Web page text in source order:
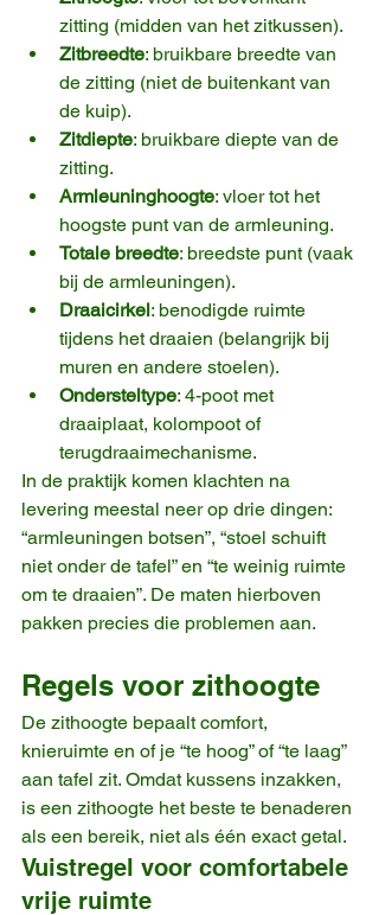
zitting (midden van het zitkussen).
Zitbreedte: bruikbare breedte van
de zitting (niet de buitenkant van
de kuip).
Zitdiepte: bruikbare diepte van de
zitting.
Armleuninghoogte: vloer tot het
hoogste punt van de armleuning.
Totale breedte: breedste punt (vaak
bij de armleuningen).
Draaicirkel: benodigde ruimte
tijdens het draaien (belangrijk bij
muren en andere stoelen).
Ondersteltype: 4-poot met
draaiplaat, kolompoot of
terugdraaimechanisme.
In de praktijk komen klachten na
levering meestal neer op drie dingen:
“armleuningen botsen”, “stoel schuift
niet onder de tafel” en “te weinig ruimte
om te draaien”. De maten hierboven
pakken precies die problemen aan.
Regels voor zithoogte
De zithoogte bepaalt comfort,
knieruimte en of je “te hoog” of “te laag”
aan tafel zit. Omdat kussens inzakken,
is een zithoogte het beste te benaderen
als een bereik, niet als één exact getal.
Vuistregel voor comfortabele
vrije ruimte